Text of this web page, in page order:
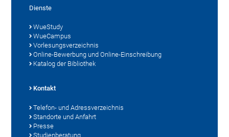
Dienste
WueStudy
WueCampus
Vorlesungsverzeichnis
Online-Bewerbung und Online-Einschreibung
Katalog der Bibliothek
Kontakt
Telefon- und Adressverzeichnis
Standorte und Anfahrt
Presse
Studienberatung